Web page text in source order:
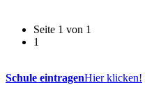
Seite 1 von 1
1
Schule eintragenHier klicken!